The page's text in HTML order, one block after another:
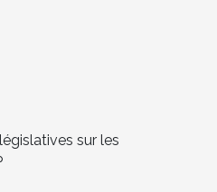
sur les